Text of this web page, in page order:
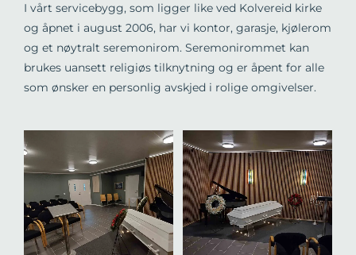
I vårt servicebygg, som ligger like ved Kolvereid kirke
og åpnet i august 2006, har vi kontor, garasje, kjølerom
og et nøytralt seremonirom. Seremonirommet kan
brukes uansett religiøs tilknytning og er åpent for alle
som ønsker en personlig avskjed i rolige omgivelser.